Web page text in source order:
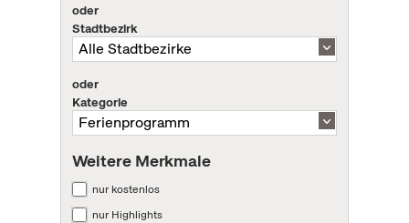
oder
Stadtbezirk
oder
Kategorie
Weitere Merkmale
nur kostenlos
nur Highlights